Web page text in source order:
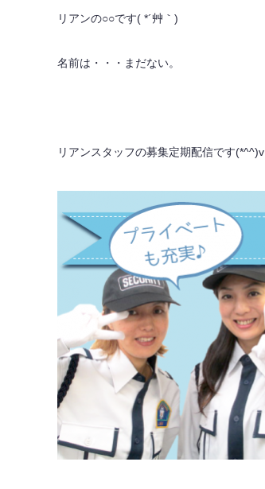
リアンの○○です( *´艸｀)
名前は・・・まだない。
リアンスタッフの募集定期配信です(*^^)v